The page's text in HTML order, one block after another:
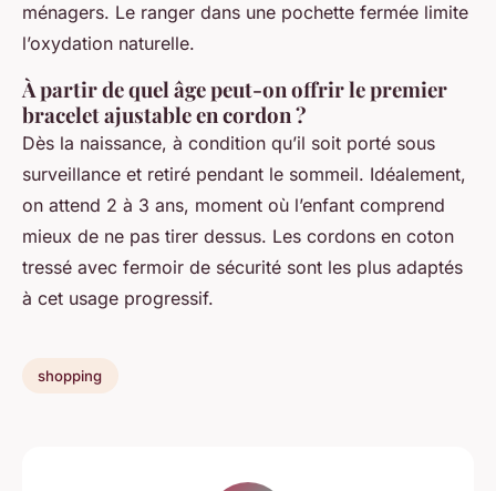
ménagers. Le ranger dans une pochette fermée limite
l’oxydation naturelle.
À partir de quel âge peut-on offrir le premier
bracelet ajustable en cordon ?
Dès la naissance, à condition qu’il soit porté sous
surveillance et retiré pendant le sommeil. Idéalement,
on attend 2 à 3 ans, moment où l’enfant comprend
mieux de ne pas tirer dessus. Les cordons en coton
tressé avec fermoir de sécurité sont les plus adaptés
à cet usage progressif.
shopping